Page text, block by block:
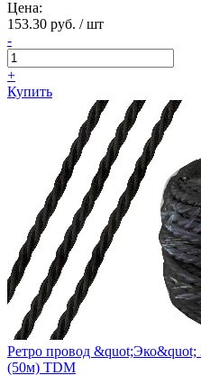
Цена:
153.30 руб. / шт
-
+
Купить
Ретро провод
(50м) TDM